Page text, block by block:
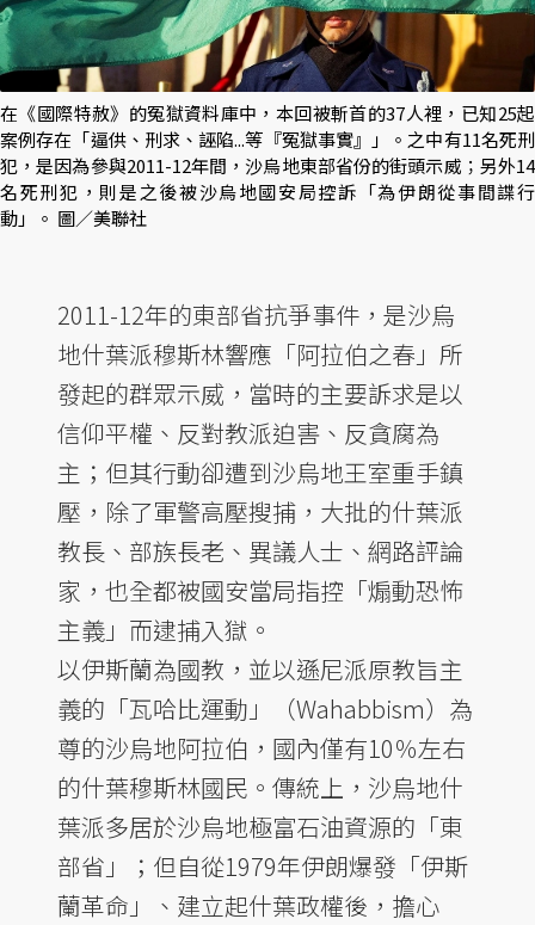
在《國際特赦》的冤獄資料庫中，本回被斬首的37人裡，已知25起
案例存在「逼供、刑求、誣陷...等『冤獄事實』」。之中有11名死刑
犯，是因為參與2011-12年間，沙烏地東部省份的街頭示威；另外14
名死刑犯，則是之後被沙烏地國安局控訴「為伊朗從事間諜行
動」。 圖／美聯社
2011-12年的東部省抗爭事件，是沙烏
地什葉派穆斯林響應「阿拉伯之春」所
發起的群眾示威，當時的主要訴求是以
信仰平權、反對教派迫害、反貪腐為
主；但其行動卻遭到沙烏地王室重手鎮
壓，除了軍警高壓搜捕，大批的什葉派
教長、部族長老、異議人士、網路評論
家，也全都被國安當局指控「煽動恐怖
主義」而逮捕入獄。
以伊斯蘭為國教，並以遜尼派原教旨主
義的「瓦哈比運動」（Wahabbism）為
尊的沙烏地阿拉伯，國內僅有10％左右
的什葉穆斯林國民。傳統上，沙烏地什
葉派多居於沙烏地極富石油資源的「東
部省」；但自從1979年伊朗爆發「伊斯
蘭革命」、建立起什葉政權後，擔心